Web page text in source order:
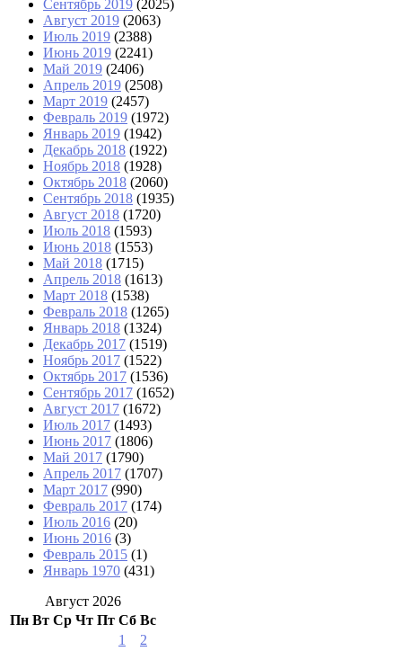
Сентябрь 2019 (2025)
Август 2019 (2063)
Июль 2019 (2388)
Июнь 2019 (2241)
Май 2019 (2406)
Апрель 2019 (2508)
Март 2019 (2457)
Февраль 2019 (1972)
Январь 2019 (1942)
Декабрь 2018 (1922)
Ноябрь 2018 (1928)
Октябрь 2018 (2060)
Сентябрь 2018 (1935)
Август 2018 (1720)
Июль 2018 (1593)
Июнь 2018 (1553)
Май 2018 (1715)
Апрель 2018 (1613)
Март 2018 (1538)
Февраль 2018 (1265)
Январь 2018 (1324)
Декабрь 2017 (1519)
Ноябрь 2017 (1522)
Октябрь 2017 (1536)
Сентябрь 2017 (1652)
Август 2017 (1672)
Июль 2017 (1493)
Июнь 2017 (1806)
Май 2017 (1790)
Апрель 2017 (1707)
Март 2017 (990)
Февраль 2017 (174)
Июль 2016 (20)
Июнь 2016 (3)
Февраль 2015 (1)
Январь 1970 (431)
Август 2026
Пн Вт Ср Чт Пт Сб Вс
1
2